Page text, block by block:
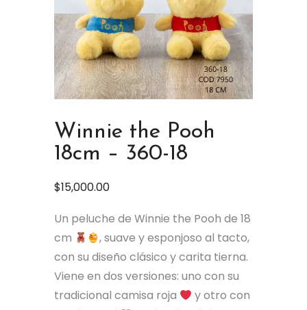
Winnie the Pooh
18cm – 360-18
$15,000.00
Un peluche de Winnie the Pooh de 18
cm
, suave y esponjoso al tacto,
con su diseño clásico y carita tierna.
Viene en dos versiones: uno con su
tradicional camisa roja
y otro con